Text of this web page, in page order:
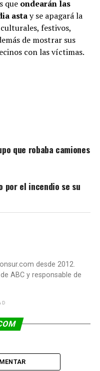
que ondearán las
astay se apagará la
festivos,
de mostrar sus
con las víctimas.
que robaba camiones
por el incendio se su
desde 2012.
ABC y responsable de